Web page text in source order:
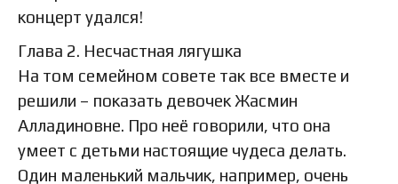
концерт удался!
Глава 2. Несчастная лягушка
На том семейном совете так все вместе и
решили – показать девочек Жасмин
Алладиновне. Про неё говорили, что она
умеет с детьми настоящие чудеса делать.
Один маленький мальчик, например, очень